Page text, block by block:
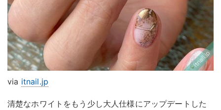
via itnail.jp
清楚なホワイトをもう少し大人仕様にアップデートした